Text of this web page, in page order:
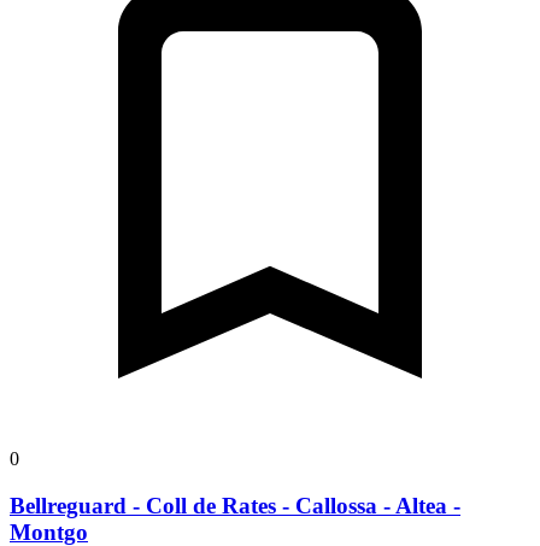
0
Bellreguard - Coll de Rates - Callossa - Altea -
Montgo